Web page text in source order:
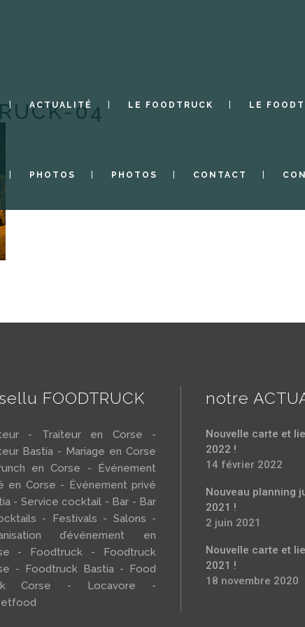
ACTUALITÉ LE FOODTRUCK LE
PHOTOS PHOTOS CONTACT
04
FOODTRUCK
- Traiteur en Corse -
Bastia - Mariage en Corse
en Corse - Événement
en Corse - Événement privé
- Service cocktail - Bar - Bar
- Festivals - Salons -
d’événement en
- Foodtruck - Foodtruck
- Foodtruck Bastia - Food
Corse - Locavore -
notre
Nouvelle carte et
2022 !
14 février 2022
Nouveau planning
2021 !
2 juin 2021
Nouvelle carte et
2021 !
18 novembre 2020